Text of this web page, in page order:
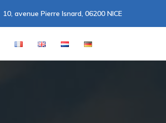
10, avenue Pierre Isnard, 06200 NICE